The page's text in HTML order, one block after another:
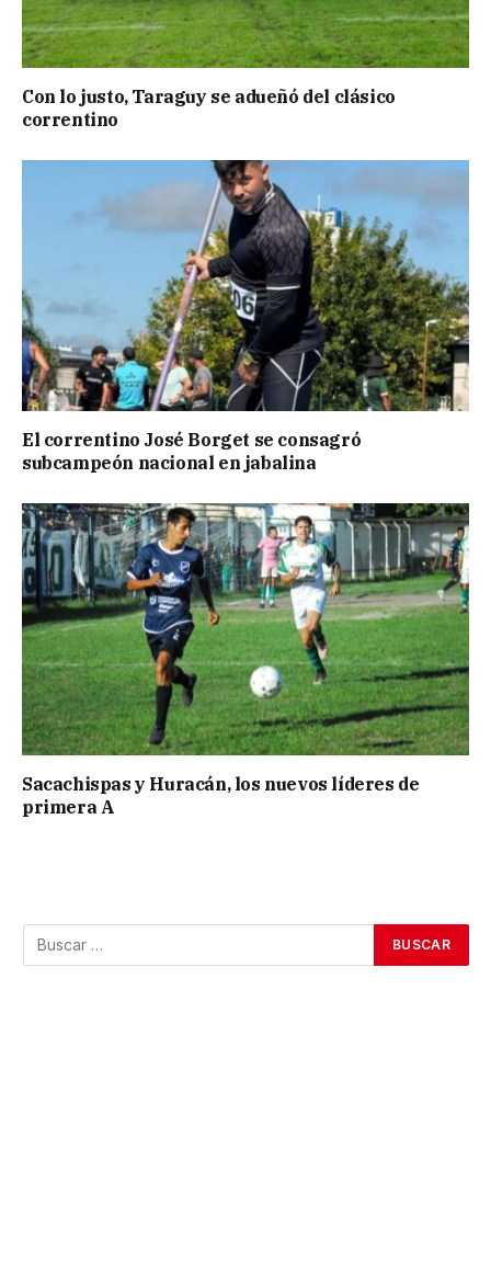
Con lo justo, Taraguy se adueñó del clásico
correntino
El correntino José Borget se consagró
subcampeón nacional en jabalina
Sacachispas y Huracán, los nuevos líderes de
primera A